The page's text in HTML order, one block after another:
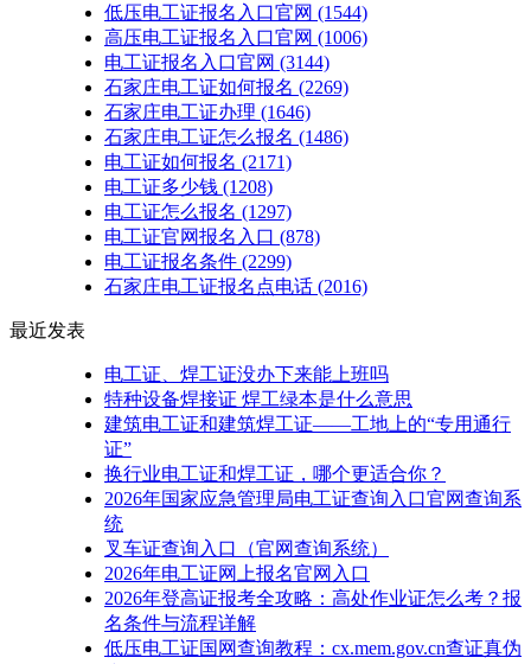
低压电工证报名入口官网 (1544)
高压电工证报名入口官网 (1006)
电工证报名入口官网 (3144)
石家庄电工证如何报名 (2269)
石家庄电工证办理 (1646)
石家庄电工证怎么报名 (1486)
电工证如何报名 (2171)
电工证多少钱 (1208)
电工证怎么报名 (1297)
电工证官网报名入口 (878)
电工证报名条件 (2299)
石家庄电工证报名点电话 (2016)
最近发表
电工证、焊工证没办下来能上班吗
特种设备焊接证 焊工绿本是什么意思
建筑电工证和建筑焊工证——工地上的“专用通行
证”
换行业电工证和焊工证，哪个更适合你？
2026年国家应急管理局电工证查询入口官网查询系
统
叉车证查询入口（官网查询系统）
2026年电工证网上报名官网入口
2026年登高证报考全攻略：高处作业证怎么考？报
名条件与流程详解
低压电工证国网查询教程：cx.mem.gov.cn查证真伪